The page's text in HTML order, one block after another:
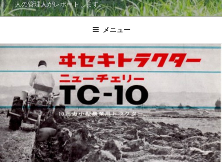
人の管理人がレポートします。
メニュー